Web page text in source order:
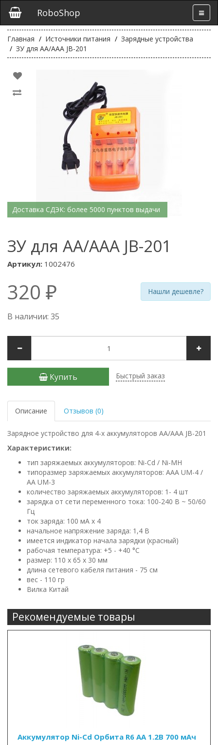
RoboShop
Главная Источники питания
Зарядные устройства
ЗУ для AA/AAA JB-201
Доставка СДЭК: более 5000 пунктов выдачи
ЗУ для AA/AAA JB-201
Артикул: 1002476
320 ₽ Нашли дешевле?
В наличии: 35
Купить Быстрый заказ
Описание Отзывов (0)
Зарядное устройство для 4-х аккумуляторов AA/AAA JB-201
Характеристики:
тип заряжаемых аккумуляторов: Ni-Cd / Ni-MH
типоразмер заряжаемых аккумуляторов: ААА UM-4 /
АА UM-3
количество заряжаемых аккумуляторов: 1- 4 шт
зарядка от сети переменного тока: 100-240 В ~ 50/60
Гц
ток заряда: 100 мА x 4
начальное напряжение заряда: 1,4 В
имеется индикатор начала зарядки (красный)
рабочая температура: +5 - +40 °С
размер: 110 x 65 x 30 мм
длина сетевого кабеля питания - 75 см
вес - 110 гр
Вилка Китай
Рекомендуемые товары
Аккумулятор Ni-Cd Орбита R6 AA 1.2В 700 мАч